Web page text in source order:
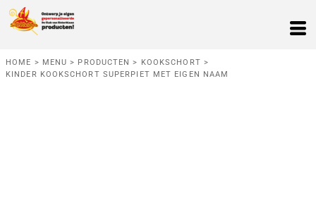
HOME > MENU > PRODUCTEN > KOOKSCHORT >
KINDER KOOKSCHORT SUPERPIET MET EIGEN NAAM